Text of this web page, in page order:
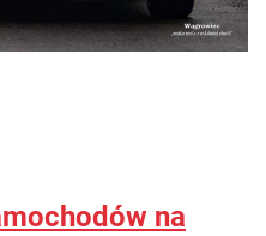
na